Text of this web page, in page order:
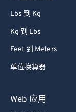
Lbs 到 Kg
Kg 到 Lbs
Feet 到 Meters
单位换算器
Web 应用